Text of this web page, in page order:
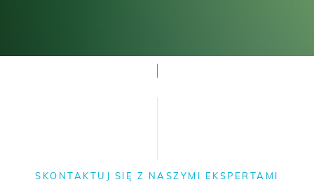
SKONTAKTUJ SIĘ Z NASZYMI EKSPERTAMI